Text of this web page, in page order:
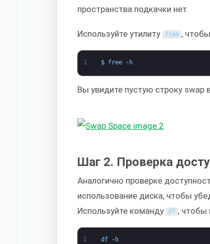
пространства подкачки нет.
Используйте утилиту free ,
1 $ free - h
Вы увидите пустую строку swap
Шаг 2. Проверка
Аналогично проверке
использование диска, чтобы
Используйте команду df , чтобы
1 df - h